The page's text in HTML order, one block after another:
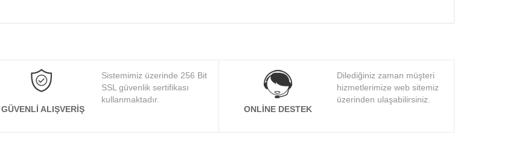
GÜVENLI ALIŞVERIŞ
Sistemimiz üzerinde 256 Bit
SSL güvenlik sertifikası
kullanmaktadır.
ONLINE DESTEK
Dilediğiniz zaman müşteri
hizmetlerimize web sitemiz
üzerinden ulaşabilirsiniz.